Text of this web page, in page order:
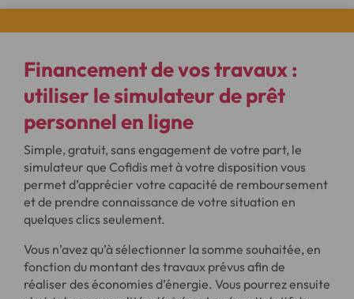
Financement de vos travaux :
utiliser lesimulateur de prêt
personnel en ligne
Simple, gratuit, sans engagement de votre part, le
simulateur que Cofidis met à votre disposition vous
permet d’apprécier votre capacité de remboursement
et de prendre connaissance de votre situation en
quelques clics seulement.
Vous n’avez qu’à sélectionner la somme souhaitée, en
fonction du montant des travaux prévus afin de
réaliser des économies d’énergie. Vous pourrez ensuite